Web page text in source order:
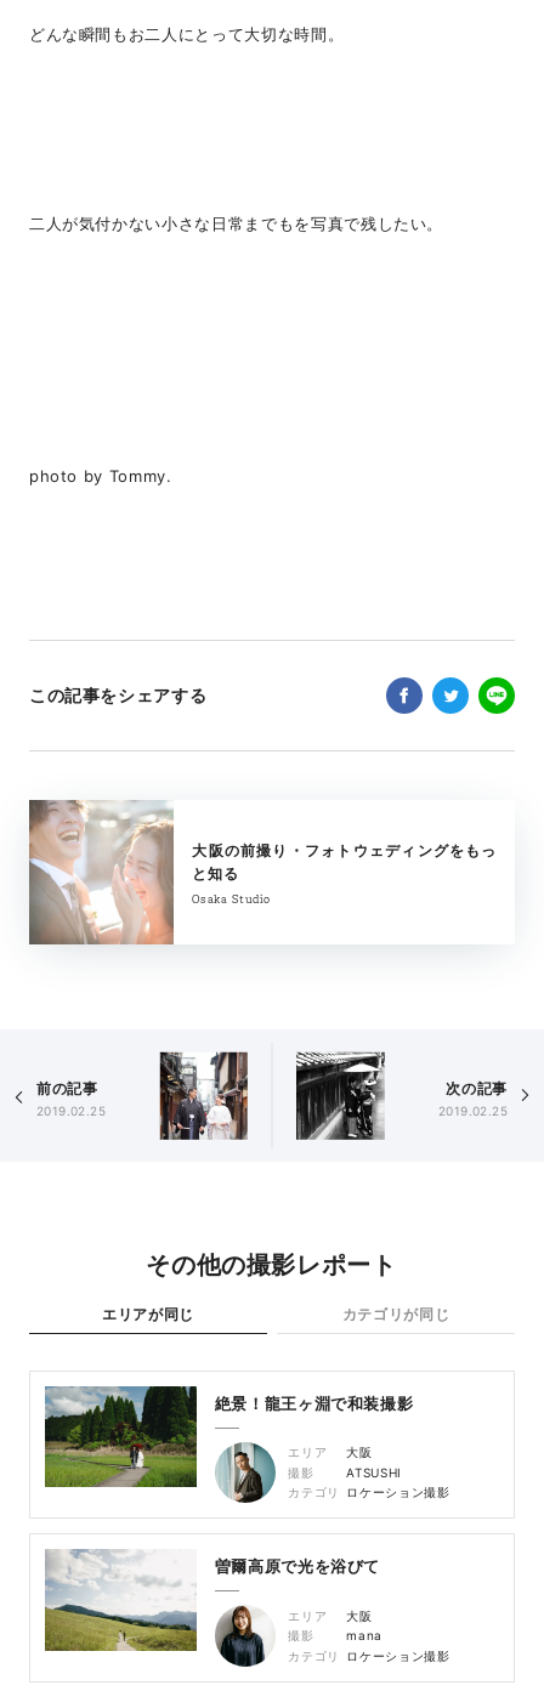
どんな瞬間もお二人にとって大切な時間。
二人が気付かない小さな日常までもを写真で残したい。
photo by Tommy.
この記事をシェアする
大阪の前撮り・フォトウェディングをもっ
と知る
Osaka Studio
前の記事
2019.02.25
次の記事
2019.02.25
その他の撮影レポート
エリアが同じ カテゴリが同じ
絶景！龍王ヶ淵で和装撮影
エリア
大阪
撮影
ATSUSHI
カテゴリ
ロケーション撮影
曽爾高原で光を浴びて
エリア
大阪
撮影
mana
カテゴリ
ロケーション撮影